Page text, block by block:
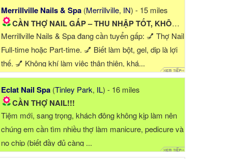
Phone ☎
Merrillville Nails & Spa (Merrillville, IN) - 15 miles
CẦN THỢ NAIL GẤP – THU NHẬP TỐT, KHÔNG DRAMA
Merrillville Nails & Spa đang cần tuyển gấp: 💅 Thợ Nail
Full-time hoặc Part-time. 💅 Biết làm bột, gel, dip là lợi
thế. 💅 Không khí làm việc thân thiện, khá...
Eclat Nail Spa (Tinley Park, IL) - 16 miles
CẦN THỢ NAIL!!!
Tiệm mới, sang trọng, khách đông không kịp làm nên
chúng em cần tìm nhiều thợ làm manicure, pedicure và
no chip (biết đầy đủ càng ...